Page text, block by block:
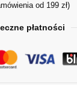
od 199 zł)
płatności